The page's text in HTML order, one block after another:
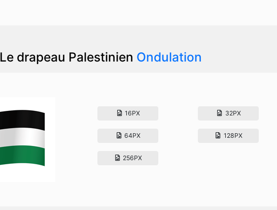
Le drapeau Palestinien Ondulation
16PX 32PX
64PX 128PX
256PX